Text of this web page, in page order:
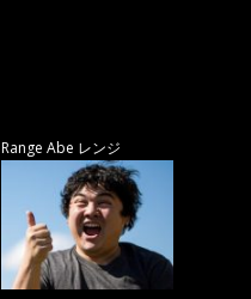
Range Abe レンジ